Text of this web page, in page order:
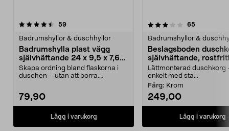
59recensioner
Badrumshyllor & duschhyllor
Badrumshylla plast vägg
självhäftande 24 x 9,5 x 7,6
cm, vit
Skapa ordning bland flaskorna i
duschen – utan att borra.
79,90
Lägg i varukorg
3.5 av 5 stjärnor 65recensioner
Badrumshyllor &
Beslagsboden
självhäftande,
Lättmonterad duschkorg
enkelt med sta...
Färg: Krom
249,00
Lägg i varukorg
4.0 av 5 stjärnor